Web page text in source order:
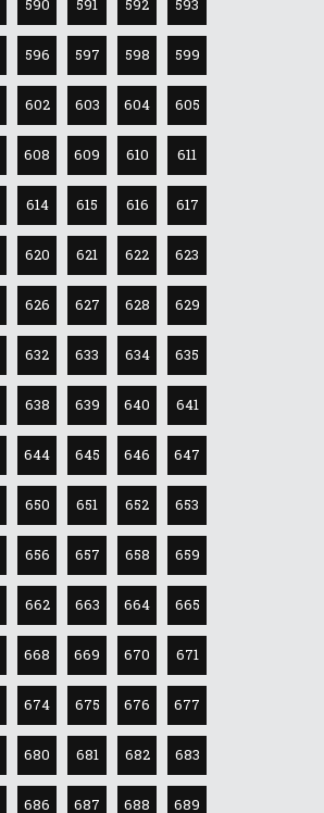
596 597 598 599
602 603 604 605
608 609 610 611
614 615 616 617
620 621 622 623
626 627 628 629
632 633 634 635
638 639 640 641
644 645 646 647
650 651 652 653
656 657 658 659
662 663 664 665
668 669 670 671
674 675 676 677
680 681 682 683
686 687 688 689